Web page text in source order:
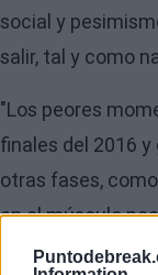
social y
salir, tal y como
"Los peores
finales del 2016
otras fases,
en el músculo
hundido fue en